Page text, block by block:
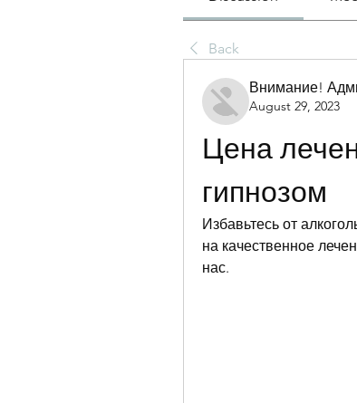
Back
Внимание!
August 29, 2023
Цена
гипнозом
Избавьтесь от
на качественное
нас.